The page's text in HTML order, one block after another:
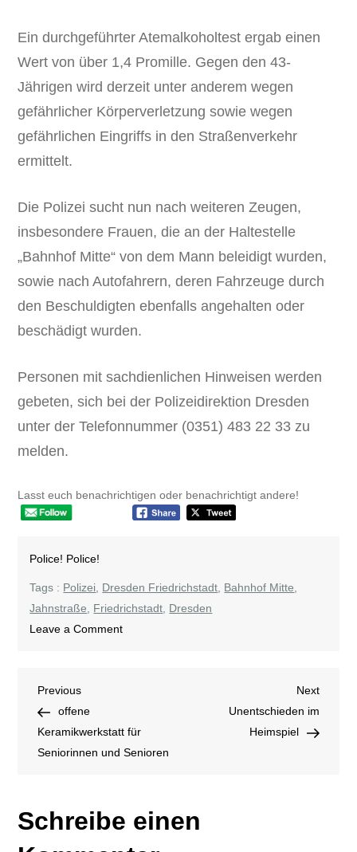
Ein durchgeführter Atemalkoholtest ergab einen
Wert von über 1,4 Promille. Gegen den 43-
Jährigen wird derzeit unter anderem wegen
gefährlicher Körperverletzung sowie wegen
gefährlichen Eingriffs in den Straßenverkehr
ermittelt.
Die Polizei sucht nun nach weiteren Zeugen,
insbesondere Frauen, die an der Haltestelle
„Bahnhof Mitte“ von dem Mann beleidigt wurden,
sowie nach Autofahrern, deren Fahrzeuge durch
den Beschuldigten ebenfalls angehalten oder
beschädigt wurden.
Personen mit sachdienlichen Hinweisen werden
gebeten, sich bei der Polizeidirektion Dresden
unter der Telefonnummer (0351) 483 22 33 zu
melden.
Lasst euch benachrichtigen oder benachrichtigt andere!
Police! Police!
Tags : Polizei, Dresden Friedrichstadt, Bahnhof Mitte,
Jahnstraße, Friedrichstadt, Dresden
Leave a Commenton
Beitragsnavigation
Previous
Post
Previous
offene
Keramikwerkstatt für
Seniorinnen und Senioren
Next
Post
Next
Unentschieden im
Heimspiel
Schreibe einen